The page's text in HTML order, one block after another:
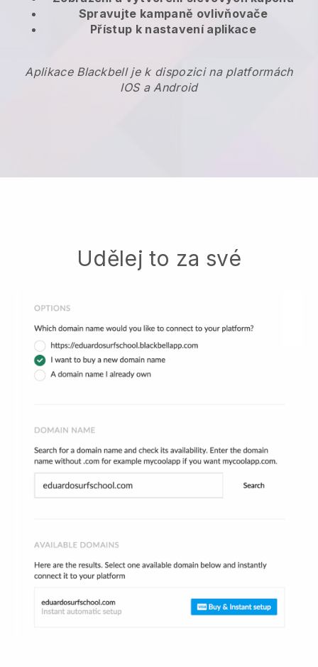
Spravujte kampaně ovlivňovače
Přístup k nastavení aplikace
Aplikace Blackbell je k dispozici na platformách
IOS a Android
Udělej to za své